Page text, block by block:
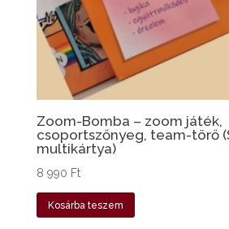
Zoom-Bomba – zoom játék,
csoportszőnyeg, team-törő
multikártya)
8 990 Ft
Kosárba teszem